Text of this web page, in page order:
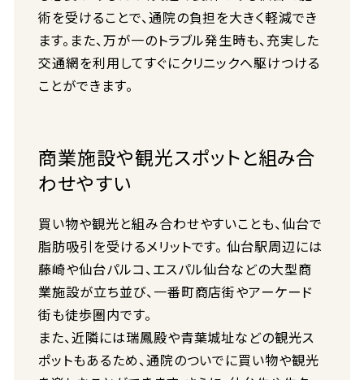
術を受けることで、通院の負担を大きく軽減でき
ます。また、万が一のトラブル発生時も、充実した
交通網を利用してすぐにクリニックへ駆けつける
ことができます。
商業施設や観光スポットと組み合
わせやすい
買い物や観光と組み合わせやすいことも、仙台で
脂肪吸引を受けるメリットです。 仙台駅周辺には
藤崎や仙台パルコ、エスパル仙台などの大型商
業施設が立ち並び、一番町商店街やアーケード
街も徒歩圏内です。
また、近隣には瑞鳳殿や青葉城址などの観光ス
ポットもあるため、通院のついでに買い物や観光